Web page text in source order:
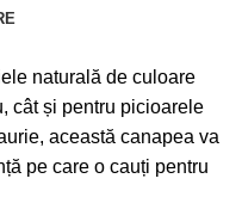
naturală de culoare
cât și pentru picioarele
această canapea va
pe care o cauți pentru